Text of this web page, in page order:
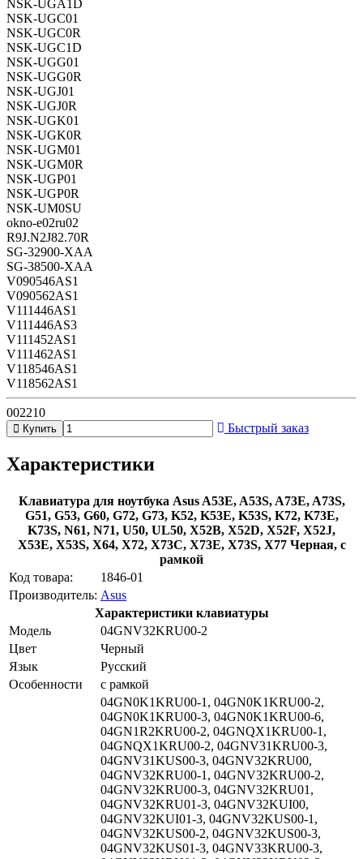
NSK-UGA1D
NSK-UGC01
NSK-UGC0R
NSK-UGC1D
NSK-UGG01
NSK-UGG0R
NSK-UGJ01
NSK-UGJ0R
NSK-UGK01
NSK-UGK0R
NSK-UGM01
NSK-UGM0R
NSK-UGP01
NSK-UGP0R
NSK-UM0SU
okno-e02ru02
R9J.N2J82.70R
SG-32900-XAA
SG-38500-XAA
V090546AS1
V090562AS1
V111446AS1
V111446AS3
V111452AS1
V111462AS1
V118546AS1
V118562AS1
002210
Купить Быстрый заказ
Характеристики
Клавиатура для ноутбука Asus A53E, A53S, A73E, A73S,
G51, G53, G60, G72, G73, K52, K53E, K53S, K72, K73E,
K73S, N61, N71, U50, UL50, X52B, X52D, X52F, X52J,
X53E, X53S, X64, X72, X73C, X73E, X73S, X77 Черная, с
рамкой
Код товара:
1846-01
Производитель: Asus
Характеристики клавиатуры
Модель
04GNV32KRU00-2
Цвет
Черный
Язык
Русский
Особенности
с рамкой
04GN0K1KRU00-1, 04GN0K1KRU00-2,
04GN0K1KRU00-3, 04GN0K1KRU00-6,
04GN1R2KRU00-2, 04GNQX1KRU00-1,
04GNQX1KRU00-2, 04GNV31KRU00-3,
04GNV31KUS00-3, 04GNV32KRU00,
04GNV32KRU00-1, 04GNV32KRU00-2,
04GNV32KRU00-3, 04GNV32KRU01,
04GNV32KRU01-3, 04GNV32KUI00,
04GNV32KUI01-3, 04GNV32KUS00-1,
04GNV32KUS00-2, 04GNV32KUS00-3,
04GNV32KUS01-3, 04GNV33KRU00-3,